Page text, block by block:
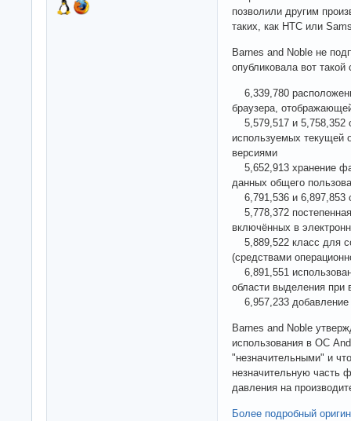
позволили другим
таких, как HTC или
Barnes and Noble не
опубликовала вот такой
6,339,780
браузера,
5,579,517 и 5,758,352
используемых текущей
версиями
5,652,913 хранение
данных общего
6,791,536 и 6,897,853
5,778,372
включённых в
5,889,522 класс для
(средствами
6,891,551
области выделения при
6,957,233 добавление
Barnes and Noble
использования в ОС
"незначительными" и
незначительную часть
давления на
Более подробный